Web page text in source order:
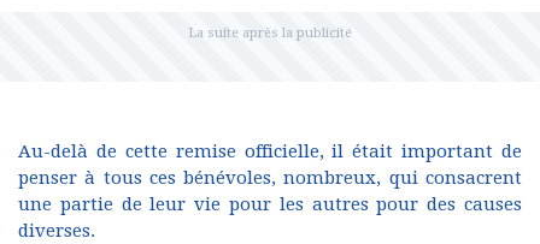
Au-delà de cette remise officielle, il était important de
penser à tous ces bénévoles, nombreux, qui consacrent
une partie de leur vie pour les autres pour des causes
diverses.